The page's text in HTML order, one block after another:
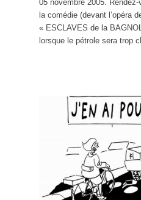
05 novembre 2005.
la comédie (devant l’opéra
« ESCLAVES de la
lorsque le pétrole sera trop